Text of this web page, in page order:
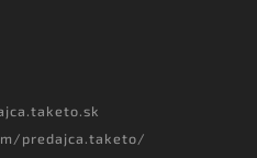
predajca.taketo/